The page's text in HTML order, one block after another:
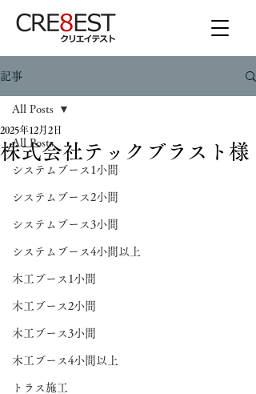
記事
All Posts
システムブース1小間
システムブース2小間
システムブース3小間
システムブース4小間以上
木工ブース1小間
木工ブース2小間
木工ブース3小間
木工ブース4小間以上
トラス施工
All Posts
株式会社テックブラスト様
2025年12月2日